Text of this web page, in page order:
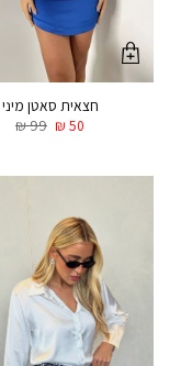
חצאית סאטן מיני
₪99 ₪50